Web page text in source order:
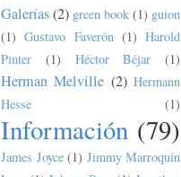
Galerías(2) green book (1) guion
(1) Gustavo Faverón (1) Harold
Pinter
(1) Héctor Béjar (1)
Herman Melville (2) Hermann
Hesse
(1)
Información (79)
James Joyce (1) Jimmy Marroquín